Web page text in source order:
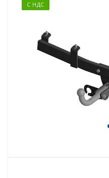
С НДС